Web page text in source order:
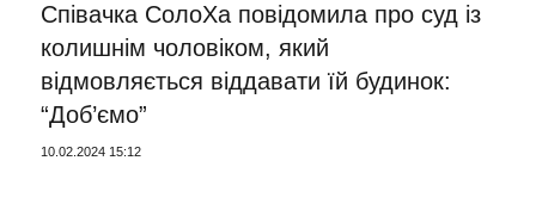
Співачка СолоХа повідомила про суд із
колишнім чоловіком, який
відмовляється віддавати їй будинок:
“Доб’ємо”
10.02.2024 15:12